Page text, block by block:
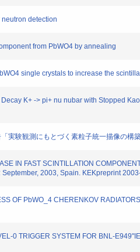
detection
from PbWO4 by annealing
single crystals to increase the
K+ -> pi+ nu nubar with Stopped
実験観測にもとづく素粒子統一描像の
IN FAST SCINTILLATION
2003, Spain. KEKpreprint
OF PbWO_4 CHERENKOV
0 TRIGGER SYSTEM FOR BNL-